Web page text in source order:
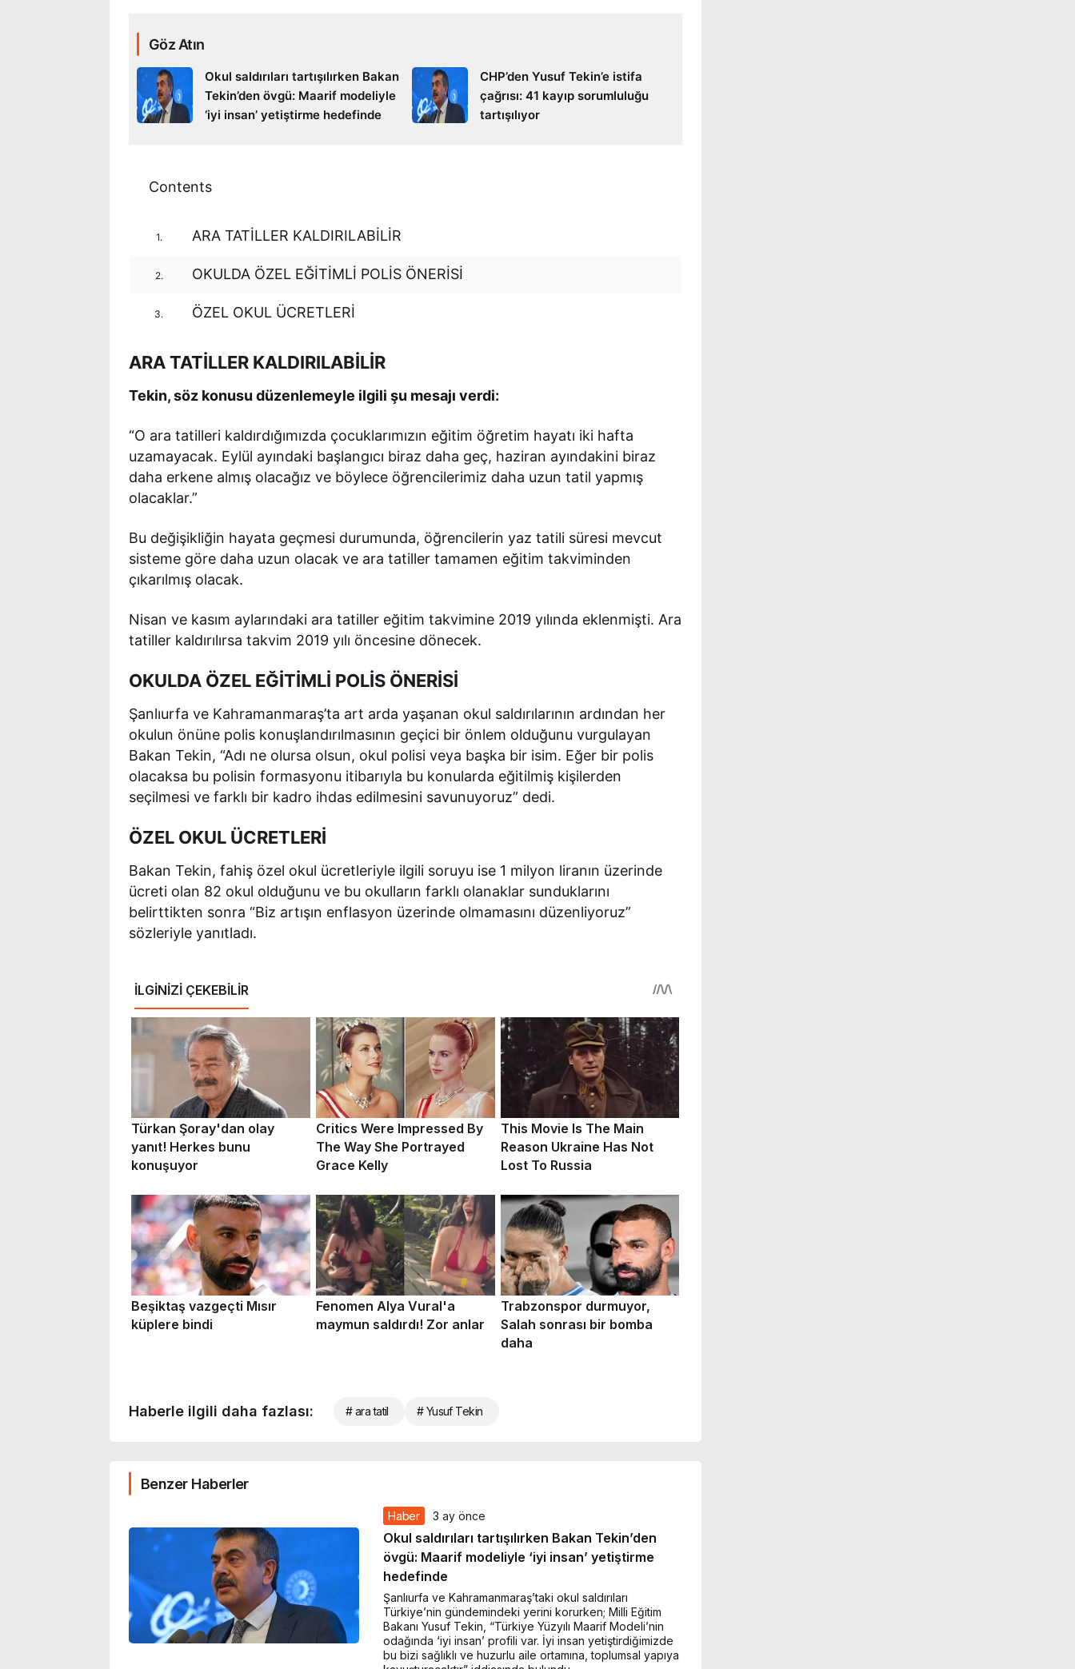
Göz Atın
Okul saldırıları tartışılırken Bakan
Tekin’den övgü: Maarif modeliyle
‘iyi insan’ yetiştirme hedefinde
CHP’den Yusuf Tekin’e istifa
çağrısı: 41 kayıp sorumluluğu
tartışılıyor
Contents
1. ARA TATİLLER KALDIRILABİLİR
2. OKULDA ÖZEL EĞİTİMLİ POLİS ÖNERİSİ
3. ÖZEL OKUL ÜCRETLERİ
ARA TATİLLER KALDIRILABİLİR
Tekin, söz konusu düzenlemeyle ilgili şu mesajı verdi:
“O ara tatilleri kaldırdığımızda çocuklarımızın eğitim öğretim hayatı iki hafta
uzamayacak. Eylül ayındaki başlangıcı biraz daha geç, haziran ayındakini biraz
daha erkene almış olacağız ve böylece öğrencilerimiz daha uzun tatil yapmış
olacaklar.”
Bu değişikliğin hayata geçmesi durumunda, öğrencilerin yaz tatili süresi mevcut
sisteme göre daha uzun olacak ve ara tatiller tamamen eğitim takviminden
çıkarılmış olacak.
Nisan ve kasım aylarındaki ara tatiller eğitim takvimine 2019 yılında eklenmişti. Ara
tatiller kaldırılırsa takvim 2019 yılı öncesine dönecek.
OKULDA ÖZEL EĞİTİMLİ POLİS ÖNERİSİ
Şanlıurfa ve Kahramanmaraş’ta art arda yaşanan okul saldırılarının ardından her
okulun önüne polis konuşlandırılmasının geçici bir önlem olduğunu vurgulayan
Bakan Tekin, “Adı ne olursa olsun, okul polisi veya başka bir isim. Eğer bir polis
olacaksa bu polisin formasyonu itibarıyla bu konularda eğitilmiş kişilerden
seçilmesi ve farklı bir kadro ihdas edilmesini savunuyoruz” dedi.
ÖZEL OKUL ÜCRETLERİ
Bakan Tekin, fahiş özel okul ücretleriyle ilgili soruyu ise 1 milyon liranın üzerinde
ücreti olan 82 okul olduğunu ve bu okulların farklı olanaklar sunduklarını
belirttikten sonra “Biz artışın enflasyon üzerinde olmamasını düzenliyoruz”
sözleriyle yanıtladı.
Haberle ilgili daha fazlası: # ara tatil # Yusuf Tekin
Benzer Haberler
Haber 3 ay önce
Okul saldırıları tartışılırken Bakan Tekin’den
övgü: Maarif modeliyle ‘iyi insan’ yetiştirme
hedefinde
Şanlıurfa ve Kahramanmaraş’taki okul saldırıları
Türkiye’nin gündemindeki yerini korurken; Milli Eğitim
Bakanı Yusuf Tekin, “Türkiye Yüzyılı Maarif Modeli’nin
odağında ‘iyi insan’ profili var. İyi insan yetiştirdiğimizde
bu bizi sağlıklı ve huzurlu aile ortamına, toplumsal yapıya